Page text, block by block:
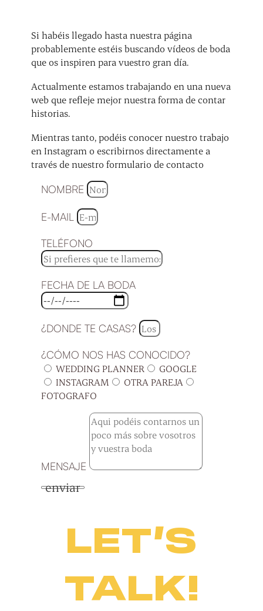
Si habéis llegado hasta nuestra página
probablemente estéis buscando vídeos de boda
que os inspiren para vuestro gran día.
Actualmente estamos trabajando en una nueva
web que refleje mejor nuestra forma de contar
historias.
Mientras tanto, podéis conocer nuestro trabajo
en Instagram o escribirnos directamente a
través de nuestro formulario de contacto
NOMBRE
E-MAIL
TELÉFONO
FECHA DE LA BODA
¿DONDE TE CASAS?
¿CÓMO NOS HAS CONOCIDO?
WEDDING PLANNER
GOOGLE
INSTAGRAM
OTRA PAREJA
FOTOGRAFO
MENSAJE
enviar
LET’S
TALK!